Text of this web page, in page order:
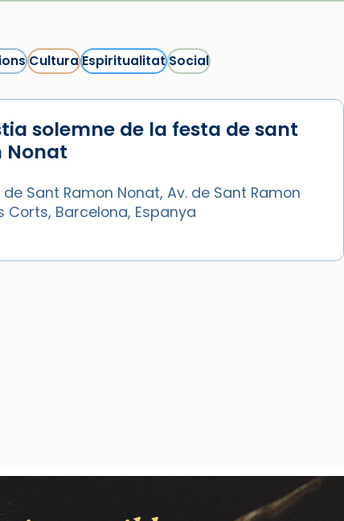
CulturaEspiritualitatSocial
solemne de la festa de sant
Nonat
Sant Ramon Nonat, Av. de Sant Ramon
Corts, Barcelona, Espanya